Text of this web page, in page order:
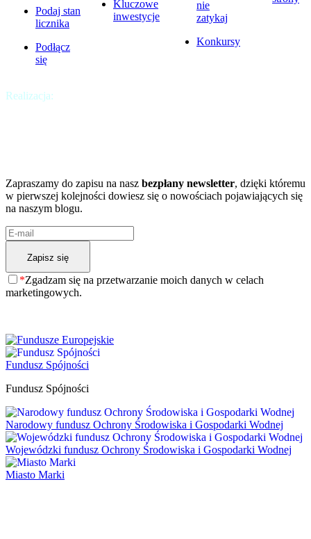
Podaj stan
licznika
Podłącz
się
Kluczowe
inwestycje
nie
zatykaj
Konkursy
Realizacja:
Zapraszamy do zapisu na nasz bezpłany newsletter, dzięki któremu
w pierwszej kolejności dowiesz się o nowościach pojawiających się
na naszym blogu.
*Zgadzam się na przetwarzanie moich danych w celach
marketingowych.
Fundusz Spójności
Fundusz Spójności
Narodowy fundusz Ochrony Środowiska i Gospodarki Wodnej
Wojewódzki fundusz Ochrony Środowiska i Gospodarki Wodnej
Miasto Marki